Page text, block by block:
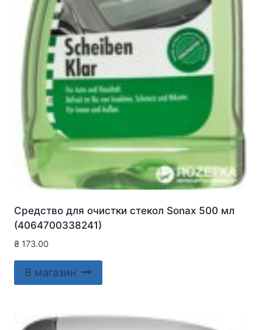
Средство для очистки стекол Sonax 500 мл
(4064700338241)
₴ 173.00
В магазин